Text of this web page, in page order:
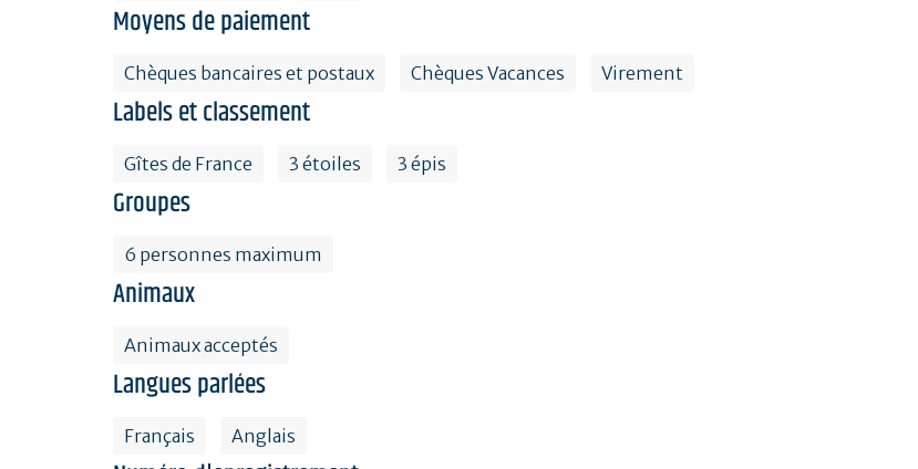
Moyens de paiement
Chèques bancaires et postaux Chèques Vacances Virement
Labels et classement
Gîtes de France 3 étoiles 3 épis
Groupes
6 personnes maximum
Animaux
Animaux acceptés
Langues parlées
Français Anglais